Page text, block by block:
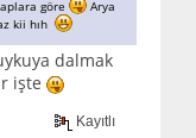
göre
Arya
kii hıh
dalmak
işte
Kayıtlı